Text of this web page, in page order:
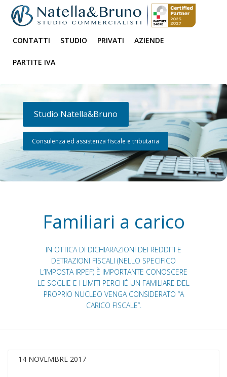
CONTATTI STUDIO PRIVATI AZIENDE
PARTITE IVA
Studio Natella&Bruno
Consulenza ed assistenza fiscale e tributaria
Familiari a carico
IN OTTICA DI DICHIARAZIONI DEI REDDITI E
DETRAZIONI FISCALI (NELLO SPECIFICO
L’IMPOSTA IRPEF) È IMPORTANTE CONOSCERE
LE SOGLIE E I LIMITI PERCHÉ UN FAMILIARE DEL
PROPRIO NUCLEO VENGA CONSIDERATO “A
CARICO FISCALE”.
14 NOVEMBRE 2017